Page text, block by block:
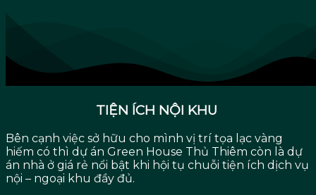
TIỆN ÍCH NỘI KHU
Bên cạnh việc sở hữu cho mình vị trí tọa lạc vàng
hiếm có thì dự án Green House Thủ Thiêm còn là dự
án nhà ở giá rẻ nổi bật khi hội tụ chuỗi tiện ích dịch vụ
nội – ngoại khu đầy đủ.